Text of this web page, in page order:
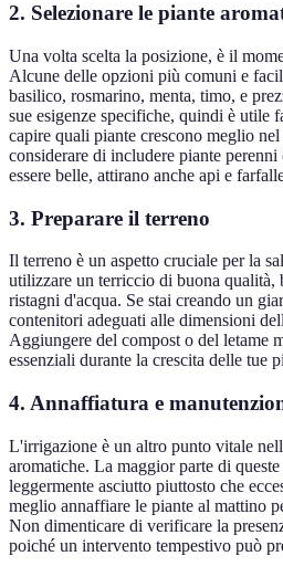
2. Selezionare le piante
Una volta scelta la posizione, è il
Alcune delle opzioni più comuni e
basilico, rosmarino, menta, timo, e
sue esigenze specifiche, quindi è utile
capire quali piante crescono meglio
considerare di includere piante
essere belle, attirano anche api e
3. Preparare il terreno
Il terreno è un aspetto cruciale per la
utilizzare un terriccio di buona qualità,
ristagni d'acqua. Se stai creando un
contenitori adeguati alle dimensioni
Aggiungere del compost o del letame
essenziali durante la crescita delle tue
4. Annaffiatura e
L'irrigazione è un altro punto vitale
aromatiche. La maggior parte di
leggermente asciutto piuttosto che
meglio annaffiare le piante al mattino
Non dimenticare di verificare la
poiché un intervento tempestivo può